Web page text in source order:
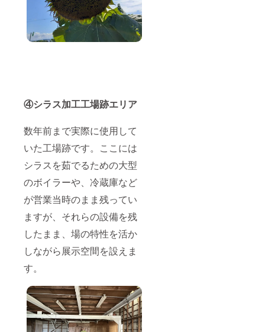
④シラス加工工場跡エリア
数年前まで実際に使用して
いた工場跡です。ここには
シラスを茹でるための大型
のボイラーや、冷蔵庫など
が営業当時のまま残ってい
ますが、それらの設備を残
したまま、場の特性を活か
しながら展示空間を設えま
す。